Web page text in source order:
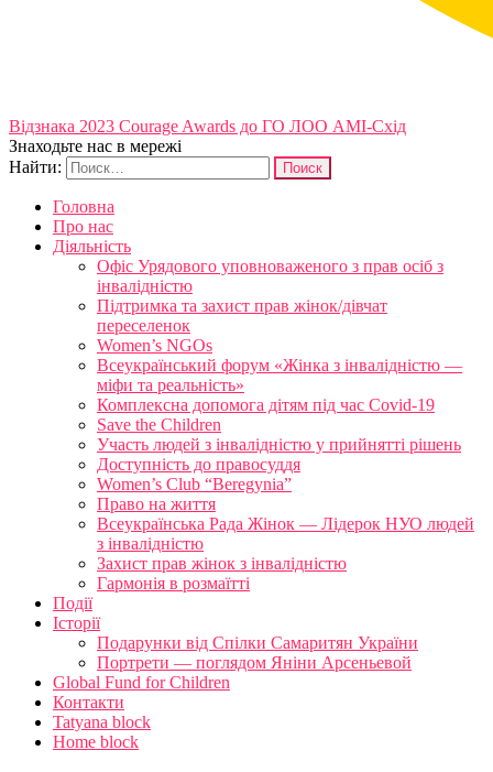
Відзнака 2023 Courage Awards до ГО ЛОО АМІ-Схід
Знаходьте нас в мережі
Найти:
Головна
Про нас
Діяльність
Офіс Урядового уповноваженого з прав осіб з
інвалідністю
Підтримка та захист прав жінок/дівчат
переселенок
Women’s NGOs
Всеукраїнський форум «Жінка з інвалідністю —
міфи та реальність»
Комплексна допомога дітям під час Covid-19
Save the Children
Участь людей з інвалідністю у прийнятті рішень
Доступність до правосуддя
Women’s Club “Beregynia”
Право на життя
Всеукраїнська Рада Жінок — Лідерок НУО людей
з інвалідністю
Захист прав жінок з інвалідністю
Гармонія в розмаїтті
Події
Історії
Подарунки від Спілки Самаритян України
Портрети — поглядом Яніни Арсеньевой
Global Fund for Children
Контакти
Tatyana block
Home block